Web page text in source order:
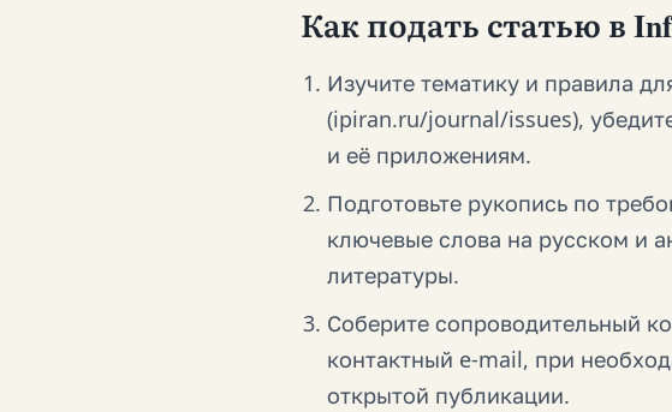
Как подать статью в
Изучите тематику и правила
(ipiran.ru/journal/issues),
и её приложениям.
Подготовьте рукопись по
ключевые слова на русском и
литературы.
Соберите сопроводительный
контактный e-mail, при
открытой публикации.